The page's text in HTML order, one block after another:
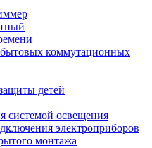
коммутационных
детей
системой освещения
электроприборов
монтажа